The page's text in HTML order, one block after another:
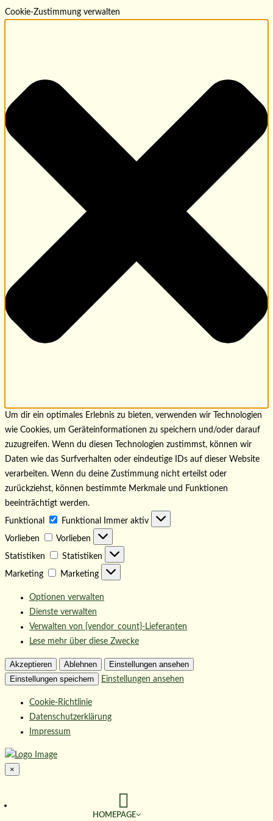
Cookie-Zustimmung verwalten
Um dir ein optimales Erlebnis zu bieten, verwenden wir Technologien
wie Cookies, um Geräteinformationen zu speichern und/oder darauf
zuzugreifen. Wenn du diesen Technologien zustimmst, können wir
Daten wie das Surfverhalten oder eindeutige IDs auf dieser Website
verarbeiten. Wenn du deine Zustimmung nicht erteilst oder
zurückziehst, können bestimmte Merkmale und Funktionen
beeinträchtigt werden.
Funktional Funktional Immer aktiv
Vorlieben Vorlieben
Statistiken Statistiken
Marketing Marketing
Optionen verwalten
Dienste verwalten
Verwalten von {vendor_count}-Lieferanten
Lese mehr über diese Zwecke
Akzeptieren Ablehnen
Einstellungen ansehen
Einstellungen speichern
Einstellungen ansehen
Cookie-Richtlinie
Datenschutzerklärung
Impressum
×
HOMEPAGE